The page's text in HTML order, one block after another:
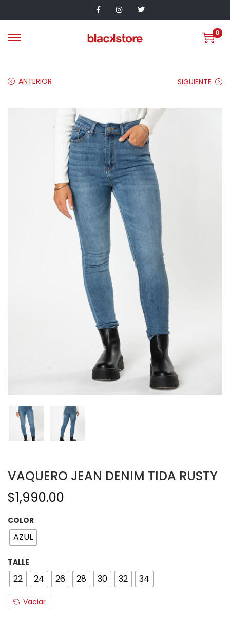
0
ANTERIOR SIGUIENTE
VAQUERO JEAN DENIM TIDA RUSTY
$1,990.00
COLOR
AZUL
TALLE
22 24 26 28 30 32 34
Vaciar